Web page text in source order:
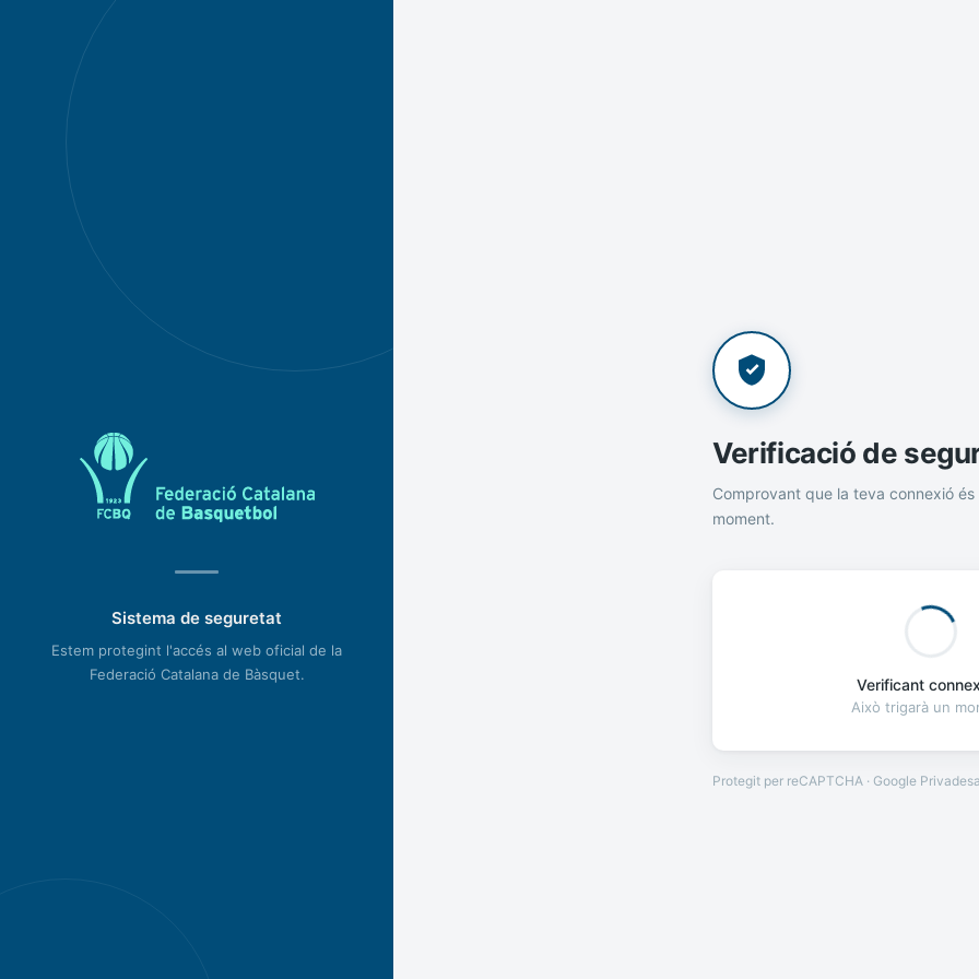
Sistema de seguretat
Estem protegint l'accés al web oficial de la
Federació Catalana de Bàsquet.
Verificació de
Comprovant que la teva connexió és
moment.
Verificant
Això trigarà un
Protegit per reCAPTCHA · Google Privadesa